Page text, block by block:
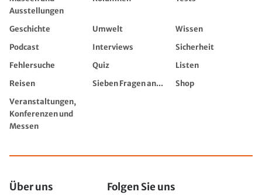
Ausstellungen
Geschichte Umwelt
Wissen
Podcast
Interviews
Sicherheit
Fehlersuche
Quiz
Listen
Reisen
Sieben Fragen an...
Shop
Veranstaltungen,
Konferenzen und
Messen
Über uns Folgen Sie uns